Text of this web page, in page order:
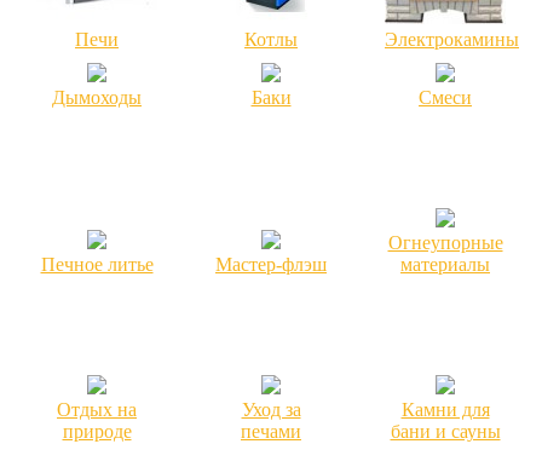
Печи Котлы Электрокамины
Дымоходы Баки Смеси
Печное литье Мастер-флэш
Огнеупорные
материалы
Отдых на
природе
Уход за
печами
Камни для
бани и сауны